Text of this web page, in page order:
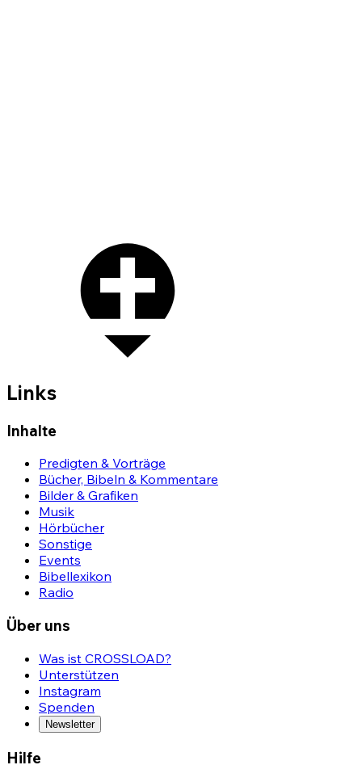
Links
Inhalte
Predigten & Vorträge
Bücher, Bibeln & Kommentare
Bilder & Grafiken
Musik
Hörbücher
Sonstige
Events
Bibellexikon
Radio
Über uns
Was ist CROSSLOAD?
Unterstützen
Instagram
Spenden
Newsletter
Hilfe